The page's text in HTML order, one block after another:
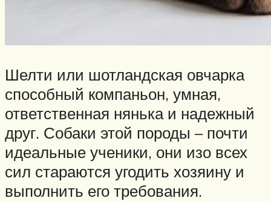
Шелти или шотландская овчарка
способный компаньон, умная,
ответственная нянька и надежный
друг. Собаки этой породы – почти
идеальные ученики, они изо всех
сил стараются угодить хозяину и
выполнить его требования.